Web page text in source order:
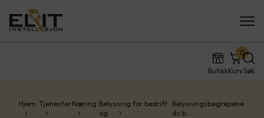
ButikkKurv
0
Søk
Hjem TjenesterNæring Belysning for bedrift
og…
Belysningsbegrepene
du b…